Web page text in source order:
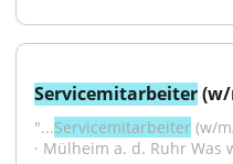
Servicemitarbeiter
"...Servicemitarbeiter (w/
· Mülheim a. d. Ruhr Was